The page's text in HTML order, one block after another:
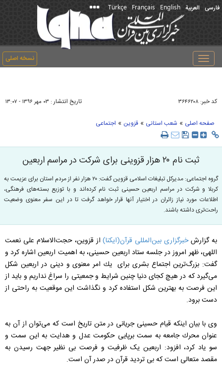
فارسی العربیة English
Français
Türkçe
نسخه اصلی
Toggle
navigation
کد خبر: ۳۶۴۶۲۰۸ تاریخ انتشار : ۰۳ مهر ۱۳۹۶ - ۱۳:۰۷
صفحه اصلی » شعب استانی » قزوین » اجتماعی
ثبت نام ۲۰ هزار قزوینی برای شرکت در مراسم اربعین
گروه اجتماعی: مدیرکل تبلیغات اسلامی قزوین گفت: ۲۰ هزار نفر از مردم استان برای عزیمت به
کربلا و شرکت در مراسم اربعین حسینی ثبت نام کرده‌اند و با توزیع بسته‌های فرهنگی،
اطلاعات مورد نیاز زائران در اختیار آنها قرار خواهد گرفت تا در این سفر معنوی وضعیت
راحت‌تری داشته باشند.
به گزارشخبرگزاری بین‌المللی قرآن(ایکنا) از قزوین، حجت‌الاسلام علی نعمت
اللهی، ظهر امروز در جلسه ستاد اربعین حسینی، به اهمیت اربعین اشاره کرد و
گفت: بزرگ‌ترين اجتماع بشری برای يك امر معنوی و دينی در اربعين شكل
می‌گيرد كه در هيچ كجای دنيا چنين شرايط و جمعيتی را سراغ نداريم و بايد از
اين فرصت به بهترين شكل استفاده كرد و نگذاشت اين موقعيت به راحتی از
دست برود.
وی با بیان اینکه قيام حسينی جريانی در متن تاريخ است كه می‌توان از آن به
عنوان محرك جامعه به سمت برپايی حكومت عدل و هدايت به اين سمت و
سو ياد كرد، افزود: اربعین یک ظرفیت و فرصت بی نظیر جهت رسیدن به
مقصد متعالی است که بی تردید قرآن در صدر آن است.